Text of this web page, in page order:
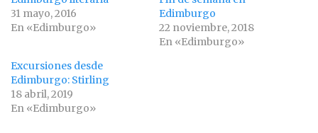
31 mayo, 2016
En «Edimburgo»
Edimburgo
22 noviembre, 2018
En «Edimburgo»
Excursiones desde
Edimburgo: Stirling
18 abril, 2019
En «Edimburgo»